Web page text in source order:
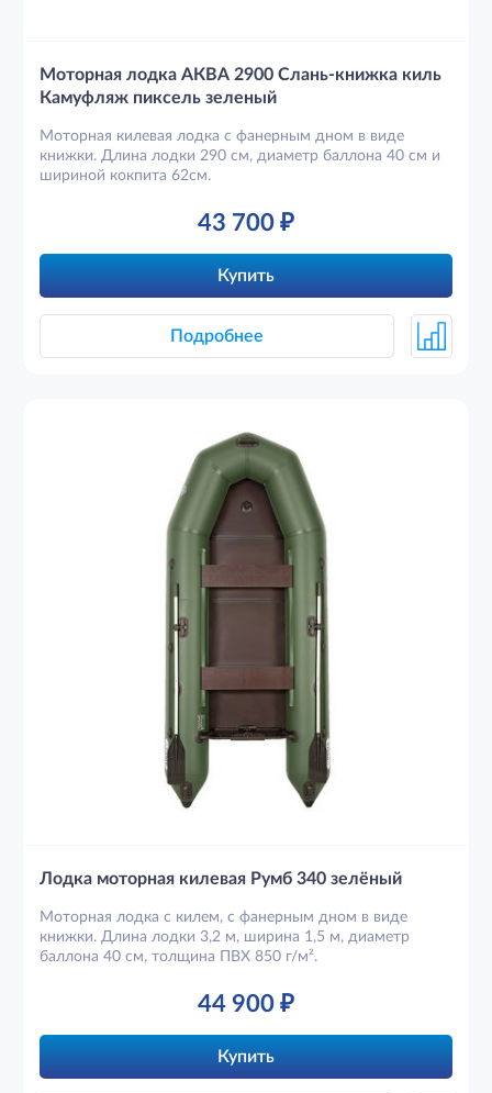
Моторная лодка АКВА 2900 Слань-книжка киль
Камуфляж пиксель зеленый
Моторная килевая лодка с фанерным дном в виде
книжки. Длина лодки 290 см, диаметр баллона 40 см и
шириной кокпита 62см.
43 700 ₽
Купить
Подробнее
Лодка моторная килевая Румб 340 зелёный
Моторная лодка с килем, с фанерным дном в виде
книжки. Длина лодки 3,2 м, ширина 1,5 м, диаметр
баллона 40 см, толщина ПВХ 850 г/м².
44 900 ₽
Купить